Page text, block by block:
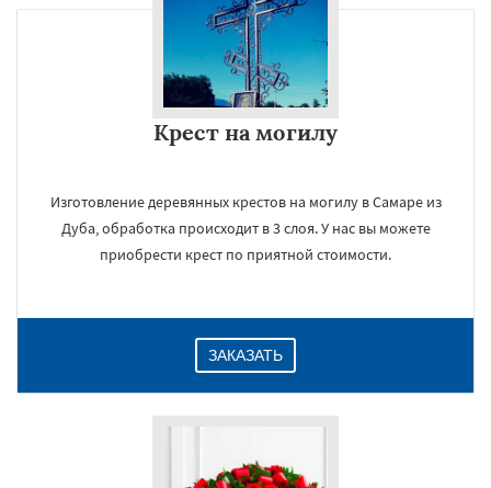
Крест на могилу
Изготовление деревянных крестов на могилу в Самаре из
Дуба, обработка происходит в 3 слоя. У нас вы можете
приобрести крест по приятной стоимости.
ЗАКАЗАТЬ